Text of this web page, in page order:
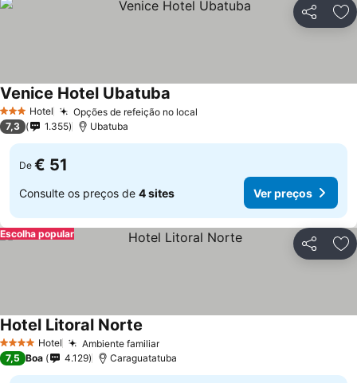
Partilhar
3 EstrelasHotel Opções de refeição no local
Venice Hotel Ubatuba
7,3 1.355 Ubatuba
De € 51
Consulte os preços de 4 sites Ver preços
Partilhar
Escolha popular
4 EstrelasHotel Ambiente familiar
Hotel Litoral Norte
7,5 Boa 4.129 Caraguatatuba